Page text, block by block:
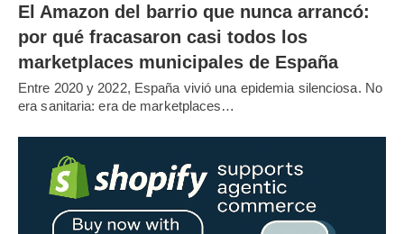
El Amazon del barrio que nunca arrancó:
por qué fracasaron casi todos los
marketplaces municipales de España
Entre 2020 y 2022, España vivió una epidemia silenciosa. No
era sanitaria: era de marketplaces…